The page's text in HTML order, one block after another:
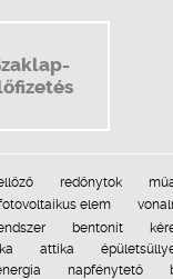
redőnytok
elem
bentonit
attika
napfénytető